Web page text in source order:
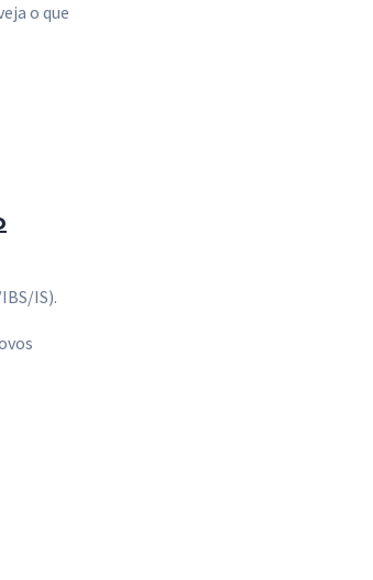
o que
IS).